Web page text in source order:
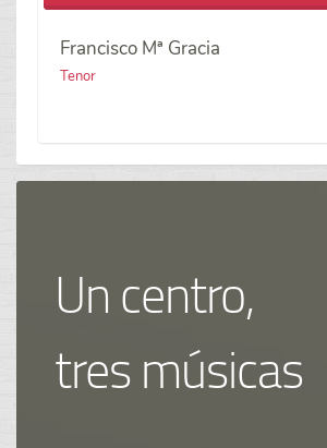
Francisco Mª Gracia
Tenor
Un centro,
tres músicas